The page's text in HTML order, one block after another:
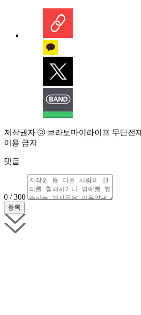
저작권자 ⓒ 브라보마이라이프 무단전
이용 금지
댓글
0 / 300